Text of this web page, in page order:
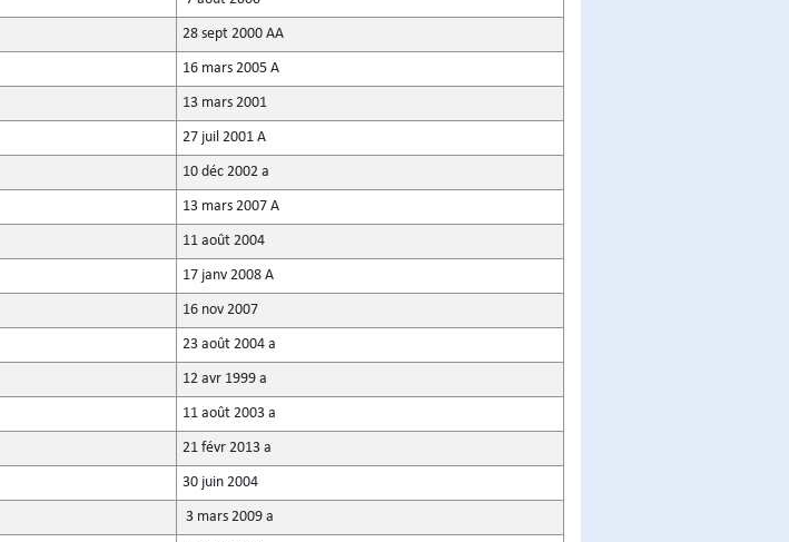
28 sept 2000 AA
16 mars 2005 A
13 mars 2001
27 juil 2001 A
10 déc 2002 a
13 mars 2007 A
11 août 2004
17 janv 2008 A
16 nov 2007
23 août 2004 a
12 avr 1999 a
11 août 2003 a
21 févr 2013 a
30 juin 2004
3 mars 2009 a